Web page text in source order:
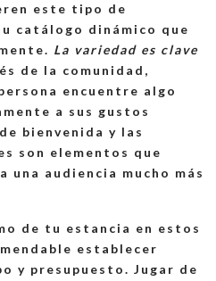
este tipo de
catálogo dinámico que
La variedad es clave
de la comunidad,
encuentre algo
a sus gustos
bienvenida y las
son elementos que
audiencia mucho más
de tu estancia en estos
establecer
y presupuesto. Jugar de